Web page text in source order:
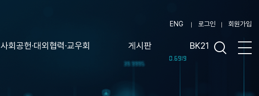
ENG 로그인 회원가입
사회공헌·대외협력·교우회 게시판 BK21